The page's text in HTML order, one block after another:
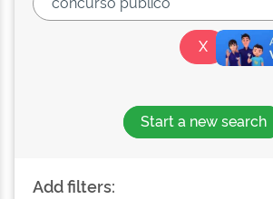
Start a new search
Add filters: